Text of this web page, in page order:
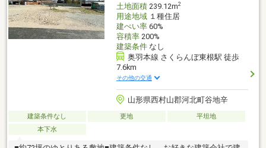
土地面積239.12m2
用途地域１種住居
建ぺい率60%
容積率200%
建築条件なし
奥羽本線 さくらんぼ東根駅 徒歩
7.6km
その他の交通
山形県西村山郡河北町谷地辛
建築条件なし 更地
平坦地
本下水